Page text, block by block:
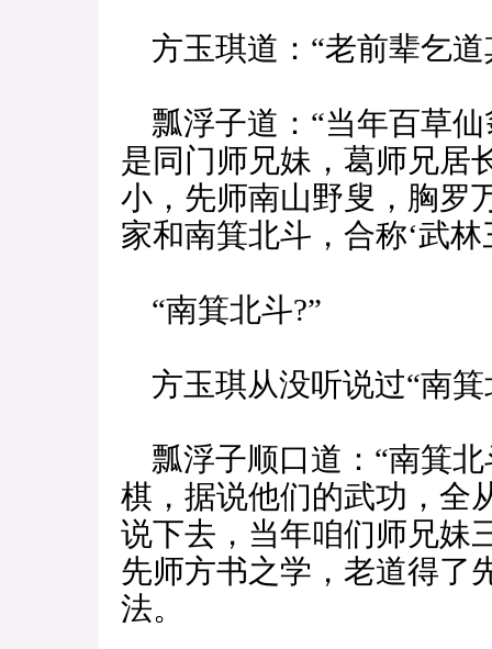
方玉琪道：“老前辈乞道
瓢浮子道：“当年百草
是同门师兄妹，葛师兄居
小，先师南山野叟，胸罗
家和南箕北斗，合称‘武
“南箕北斗?”
方玉琪从没听说过“南箕
瓢浮子顺口道：“南箕
棋，据说他们的武功，全
说下去，当年咱们师兄妹
先师方书之学，老道得了
法。